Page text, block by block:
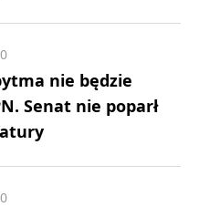
nie będzie
Senat nie poparł